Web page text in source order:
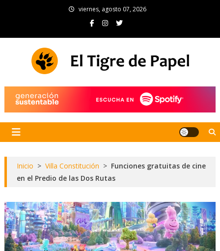
viernes, agosto 07, 2026
Inicio > Villa Constitución > Funciones gratuitas de cine
en el Predio de las Dos Rutas